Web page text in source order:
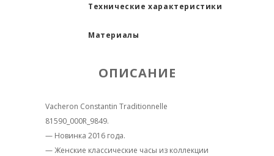
Технические характеристики
Материалы
ОПИСАНИЕ
Vacheron Constantin Traditionnelle
81590_000R_9849.
— Новинка 2016 года.
— Женские классические часы из коллекции